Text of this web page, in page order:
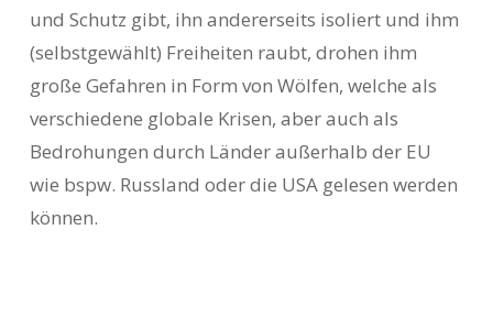
und Schutz gibt, ihn andererseits isoliert und ihm
(selbstgewählt) Freiheiten raubt, drohen ihm
große Gefahren in Form von Wölfen, welche als
verschiedene globale Krisen, aber auch als
Bedrohungen durch Länder außerhalb der EU
wie bspw. Russland oder die USA gelesen werden
können.